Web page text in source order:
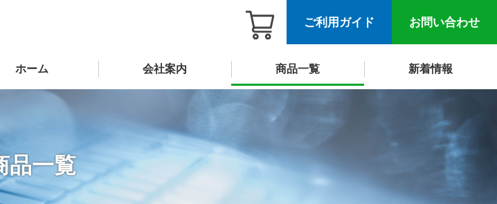
ホーム 会社案内 商品一覧 新着情報
お問い合わせ
ご利用ガイド
品一覧